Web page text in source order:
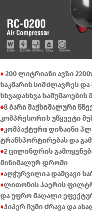
♦200 ლიტრიანი ავზი
საკმარის სიმძლავრეს
სხვადასხვა
♦8 ბარი მაქსიმალური
კომპრესორისუწყვეტი
♦კომპაქტური დიზაინი
ტრანსპორტირებას და
♦2 ცილინდრის
მინიმალურ დროში
♦აღჭურვილია დამცავი
♦ლითონის ჰაერის
და უფრო მაღალი
♦ჰიპერ ჩუმი ძრავა და